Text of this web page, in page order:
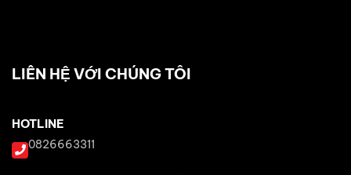
LIÊN HỆ VỚI CHÚNG TÔI
HOTLINE
0826663311